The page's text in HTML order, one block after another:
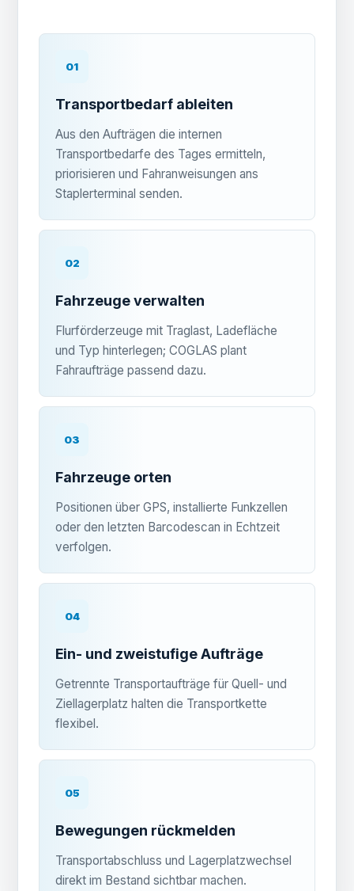
01
Transportbedarf ableiten
Aus den Aufträgen die internen
Transportbedarfe des Tages ermitteln,
priorisieren und Fahranweisungen ans
Staplerterminal senden.
02
Fahrzeuge verwalten
Flurförderzeuge mit Traglast, Ladefläche
und Typ hinterlegen; COGLAS plant
Fahraufträge passend dazu.
03
Fahrzeuge orten
Positionen über GPS, installierte Funkzellen
oder den letzten Barcodescan in Echtzeit
verfolgen.
04
Ein- und zweistufige Aufträge
Getrennte Transportaufträge für Quell- und
Ziellagerplatz halten die Transportkette
flexibel.
05
Bewegungen rückmelden
Transportabschluss und Lagerplatzwechsel
direkt im Bestand sichtbar machen.